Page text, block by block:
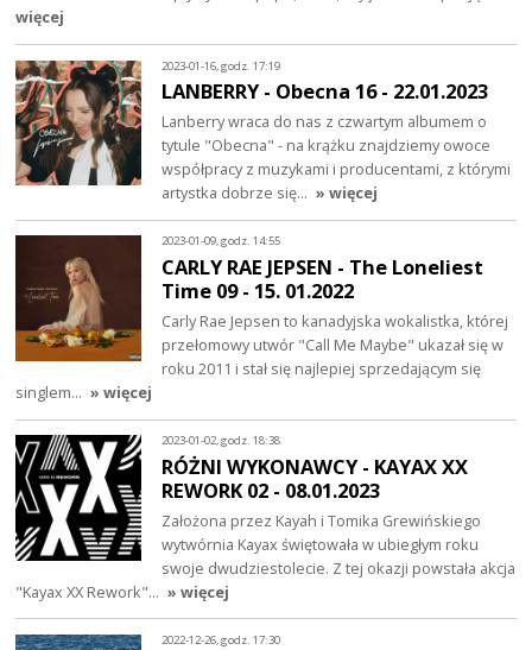
więcej
2023-01-16, godz. 17:19
LANBERRY - Obecna 16 - 22.01.2023
Lanberry wraca do nas z czwartym albumem o
tytule "Obecna" - na krążku znajdziemy owoce
współpracy z muzykami i producentami, z którymi
artystka dobrze się… » więcej
2023-01-09, godz. 14:55
CARLY RAE JEPSEN - The Loneliest
Time 09 - 15. 01.2022
Carly Rae Jepsen to kanadyjska wokalistka, której
przełomowy utwór "Call Me Maybe" ukazał się w
roku 2011 i stał się najlepiej sprzedającym się
singlem… » więcej
2023-01-02, godz. 18:38
RÓŻNI WYKONAWCY - KAYAX XX
REWORK 02 - 08.01.2023
Założona przez Kayah i Tomika Grewińskiego
wytwórnia Kayax świętowała w ubiegłym roku
swoje dwudziestolecie. Z tej okazji powstała akcja
"Kayax XX Rework"… » więcej
2022-12-26, godz. 17:30